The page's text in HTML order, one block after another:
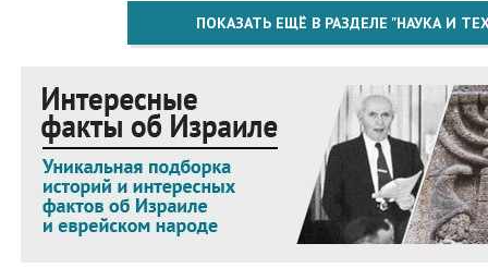
ПОКАЗАТЬ ЕЩЁ В РАЗДЕЛЕ "НАУКА И